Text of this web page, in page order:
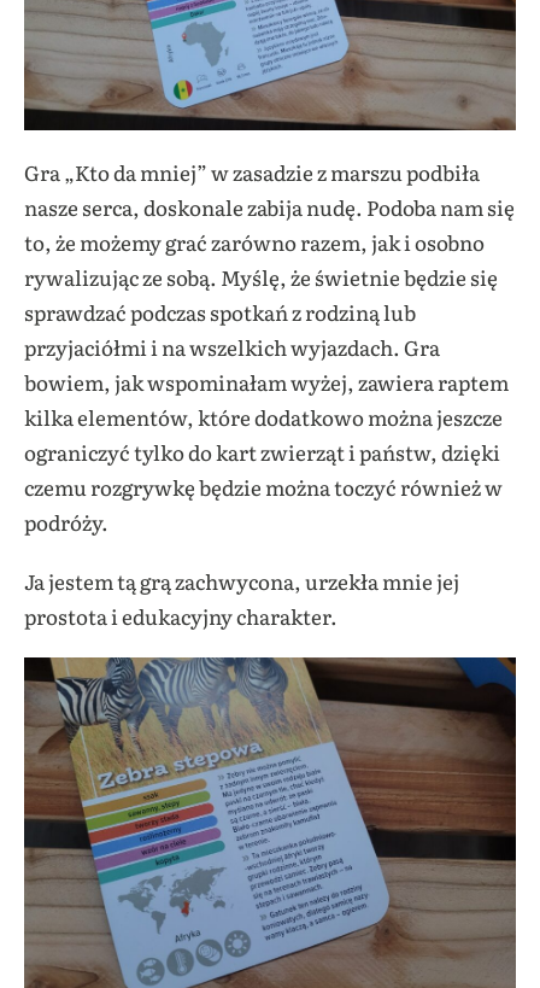
Gra „Kto da mniej” w zasadzie z marszu podbiła
nasze serca, doskonale zabija nudę. Podoba nam się
to, że możemy grać zarówno razem, jak i osobno
rywalizując ze sobą. Myślę, że świetnie będzie się
sprawdzać podczas spotkań z rodziną lub
przyjaciółmi i na wszelkich wyjazdach. Gra
bowiem, jak wspominałam wyżej, zawiera raptem
kilka elementów, które dodatkowo można jeszcze
ograniczyć tylko do kart zwierząt i państw, dzięki
czemu rozgrywkę będzie można toczyć również w
podróży.
Ja jestem tą grą zachwycona, urzekła mnie jej
prostota i edukacyjny charakter.